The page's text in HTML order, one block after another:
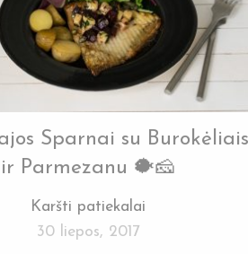
Sparnai su Burokėliais
ir Parmezanu 🐡🧀
Karšti patiekalai
30 liepos, 2017